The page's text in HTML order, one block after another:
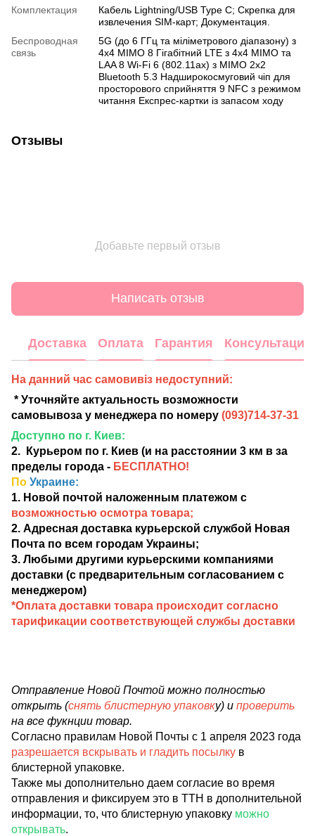
Комплектация
Кабель Lightning/USB Type C; Скрепка для
извлечения SIM-карт; Документация.
Беспроводная
связь
5G (до 6 ГГц та міліметрового діапазону) з
4x4 MIMO 8 Гігабітний LTE з 4x4 MIMO та
LAA 8 Wi-Fi 6 (802.11ax) з MIMO 2x2
Bluetooth 5.3 Надширокосмуговий чіп для
просторового сприйняття 9 NFC з режимом
читання Експрес-картки із запасом ходу
Отзывы
Добавьте первый отзыв
Написать отзыв
Доставка Оплата Гарантия Консультация
На данний час самовивіз недоступний:
* Уточняйте актуальность возможности
самовывоза у менеджера по номеру (093)714-37-31
Доступно по г. Киев:
2. Курьером по г. Киев (и на расстоянии 3 км в за
пределы города - БЕСПЛАТНО!
По Украине:
1. Новой почтой наложенным платежом с
возможностью осмотра товара;
2. Адресная доставка курьерской службой Новая
Почта по всем городам Украины;
3. Любыми другими курьерскими компаниями
доставки (с предварительным согласованием с
менеджером)
*Оплата доставки товара происходит согласно
тарификации соответствующей службы доставки
Отправление Новой Почтой можно полностью
открыть (снять блистерную упаковку) и проверить
на все фукнции товар.
Согласно правилам Новой Почты с 1 апреля 2023 года
разрешается вскрывать и гладить посылку в
блистерной упаковке.
Также мы дополнительно даем согласие во время
отправления и фиксируем это в ТТН в дополнительной
информации, то, что блистерную упаковку можно
открывать.